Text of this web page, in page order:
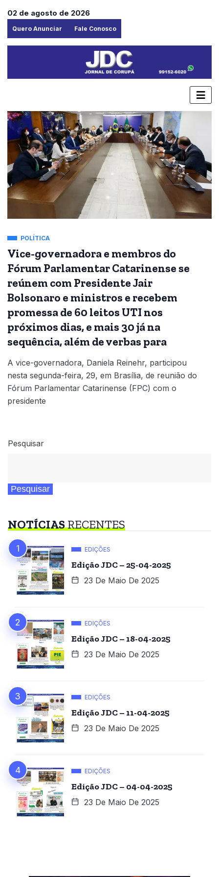
02 de agosto de 2026
Quero Anunciar Fale Conosco
POLÍTICA
Vice-governadora e membros do
Fórum Parlamentar Catarinense se
reúnem com Presidente Jair
Bolsonaro e ministros e recebem
promessa de 60 leitos UTI nos
próximos dias, e mais 30 já na
sequência, além de verbas para
A vice-governadora, Daniela Reinehr, participou
nesta segunda-feira, 29, em Brasília, de reunião do
Fórum Parlamentar Catarinense (FPC) com o
presidente
Pesquisar
Pesquisar
NOTÍCIASRECENTES
EDIÇÕES
Edição JDC – 25-04-2025
23 De Maio De 2025
EDIÇÕES
Edição JDC – 18-04-2025
23 De Maio De 2025
EDIÇÕES
Edição JDC – 11-04-2025
23 De Maio De 2025
EDIÇÕES
Edição JDC – 04-04-2025
23 De Maio De 2025